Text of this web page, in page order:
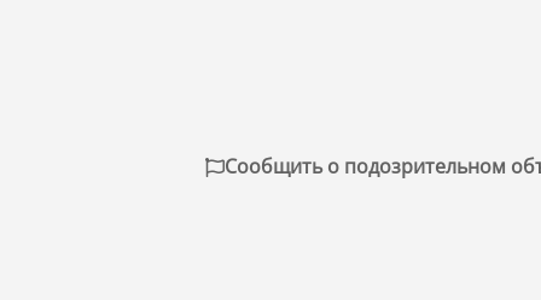
Сообщить о подозрительном